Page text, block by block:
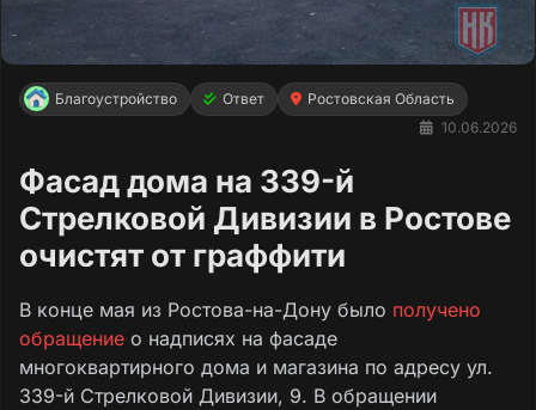
Благоустройство Ответ
Ростовская Область
10.06.2026
Фасад дома на 339-й
Стрелковой Дивизии в Ростове
очистят от граффити
В конце мая из Ростова-на-Дону было получено
обращение о надписях на фасаде
многоквартирного дома и магазина по адресу ул.
339-й Стрелковой Дивизии, 9. В обращении